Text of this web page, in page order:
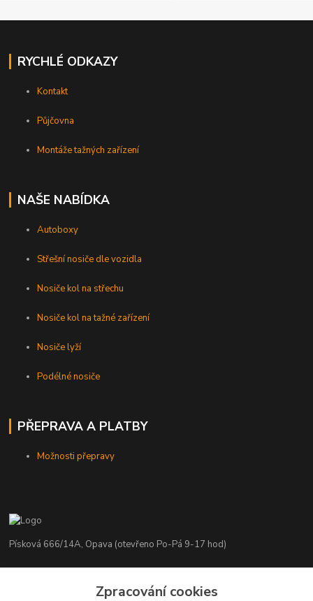
RYCHLÉ ODKAZY
Kontakt
Půjčovna
Montáže tažných zařízení
NAŠE NABÍDKA
Autoboxy
Střešní nosiče dle vozidla
Nosiče kol na střechu
Nosiče kol na tažné zařízení
Nosiče lyží
Podélné nosiče
PŘEPRAVA A PLATBY
Možnosti přepravy
Písková 666/14A, Opava (otevřeno Po-Pá 9-17 hod)
+420 776 839 986Zpracování cookies